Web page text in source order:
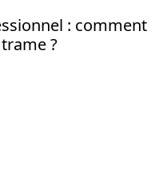
: comment
?